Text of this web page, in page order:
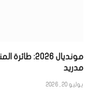
مونديال
مدريد
يوليو 20, 2026